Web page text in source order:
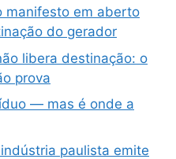
manifesto em aberto
do gerador
libera destinação: o
prova
— mas é onde a
indústria paulista emite